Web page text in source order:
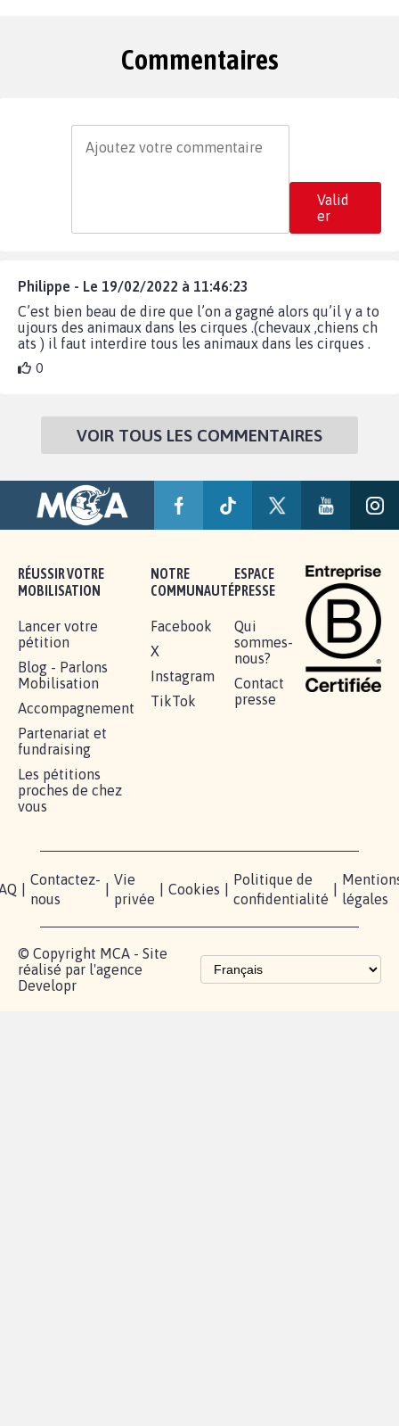
Commentaires
Valid
er
Philippe - Le 19/02/2022 à 11:46:23
C’est bien beau de dire que l’on a gagné alors qu’il y a to
ujours des animaux dans les cirques .(chevaux ,chiens ch
ats ) il faut interdire tous les animaux dans les cirques .
0
VOIR TOUS LES COMMENTAIRES
RÉUSSIR VOTRE
MOBILISATION
Lancer votre
pétition
Blog - Parlons
Mobilisation
Accompagnement
Partenariat et
fundraising
Les pétitions
proches de chez
vous
NOTRE
COMMUNAUTÉ
Facebook
X
Instagram
TikTok
ESPACE
PRESSE
Qui
sommes-
nous?
Contact
presse
Contactez-
nous
Vie
privée
Cookies
Politique de
confidentialité
légales
© Copyright MCA - Site
réalisé par l'agence
Developr